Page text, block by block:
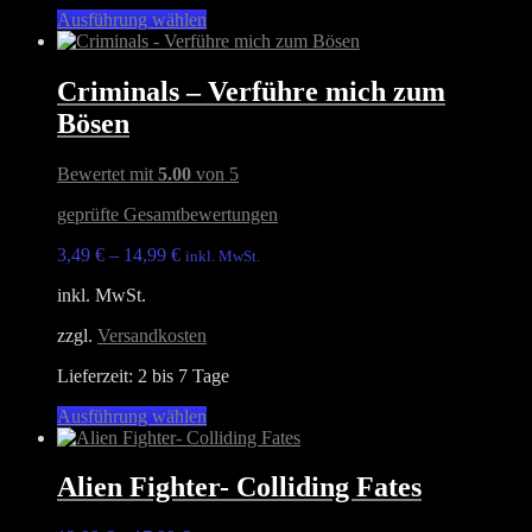
werden
Ausführung wählen
Produkt
mehrere
Varianten
Optionen
können
auf
Produktseite
Criminals – Verführe mich zum
Bösen
Bewertet mit 5.00 von 5
geprüfte Gesamtbewertungen
3,49 € – 14,99 € inkl. MwSt.
inkl. MwSt.
zzgl. Versandkosten
Lieferzeit: 2 bis 7 Tage
Ausführung wählen
Produkt
mehrere
Varianten
Alien Fighter- Colliding Fates